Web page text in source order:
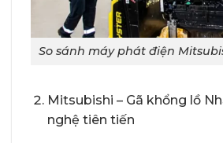
So sánh máy phát điện
Mitsubishi – Gã khổng lồ
nghệ tiên tiến